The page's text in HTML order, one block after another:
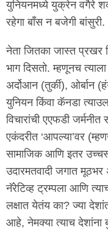
युनियनमध्ये युक्रेन वगैरे
रहेगा बाँस न बजेगी बांसुरी.
नेता जितका जास्त प्रखर
भाग दिसतो. म्हणूनच
अर्दोआन (तुर्की), ओर्बान
युनियन किंवा कॅनडा
विचारांची एएफडी
एकंदरीत ‘आपल्या’वर
सामाजिक आणि इतर
उदारमतवादी जगात
नॅरेटिव्ह ट्रम्पला आणि
लक्षात येतंय का? ज्या
आहे, नेमक्या त्याच देशांना